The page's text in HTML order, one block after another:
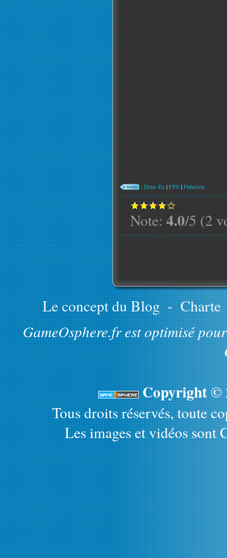
:Deus Ex |FPS |Futuriste
Note: 4.0/5 (2
Le concept du Blog - Charte
GameOsphere.fr est optimisé
Copyright ©
Tous droits réservés, toute
Les images et vidéos